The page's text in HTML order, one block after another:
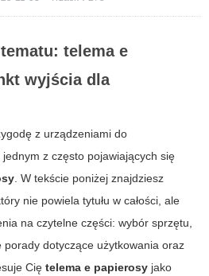
telema e
wyjścia dla
z urządzeniami do
z często pojawiających się
. W tekście poniżej znajdziesz
nie powiela tytułu w całości, ale
na czytelne części: wybór sprzętu,
porady dotyczące użytkowania oraz
Cię telema e papierosy jako